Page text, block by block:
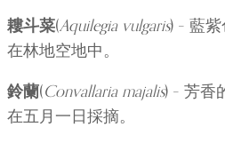
耬斗菜(Aquilegia vulgaris) – 藍
在林地空地中。
鈴蘭(Convallaria majalis) – 芳香
在五月一日採摘。